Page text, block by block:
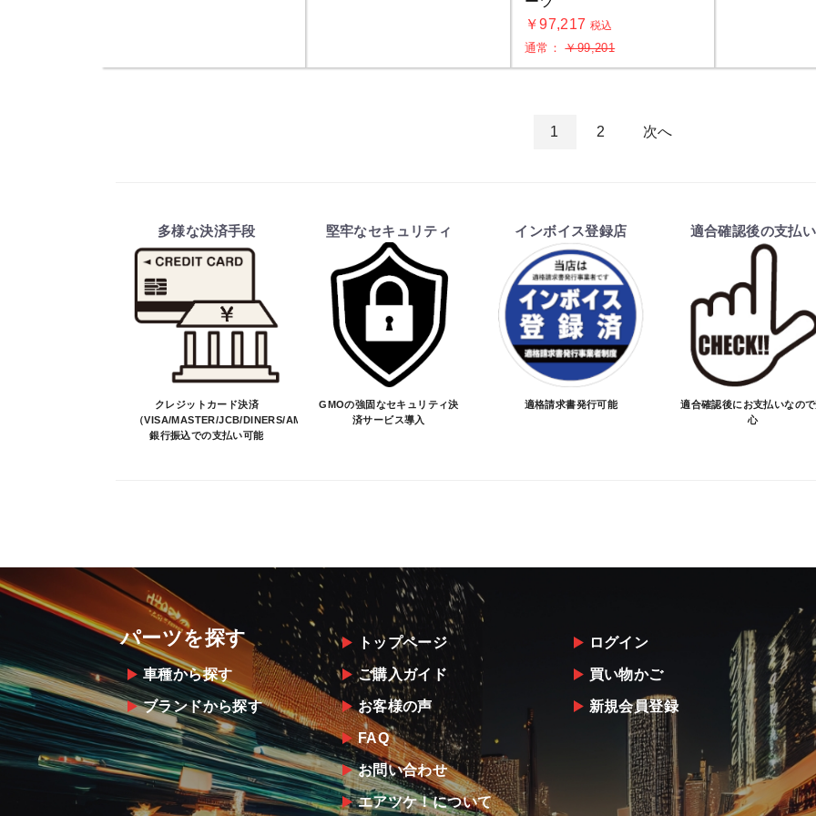
￥97,217 税込
通常：￥99,201
1 2 次へ
多様な決済手段
クレジットカード決済
（VISA/MASTER/JCB/DINERS/AMEX）、
銀行振込での支払い可能
堅牢なセキュリティ
GMOの強固なセキュリティ決
済サービス導入
インボイス登録店
適格請求書発行可能
適合確認後の支払い
適合確認後にお支払いなの
心
パーツを探す
車種から探す
ブランドから探す
トップページ
ご購入ガイド
お客様の声
FAQ
お問い合わせ
エアツケ！について
ログイン
買い物かご
新規会員登録